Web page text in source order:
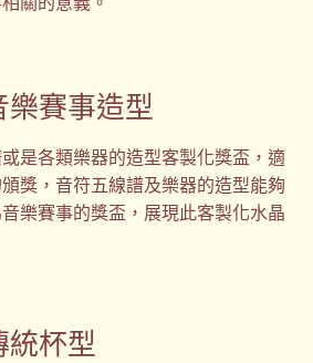
賽事造型
是各類樂器的造型客製化獎盃，適
獎，音符五線譜及樂器的造型能夠
樂賽事的獎盃，展現此客製化水晶
杯型